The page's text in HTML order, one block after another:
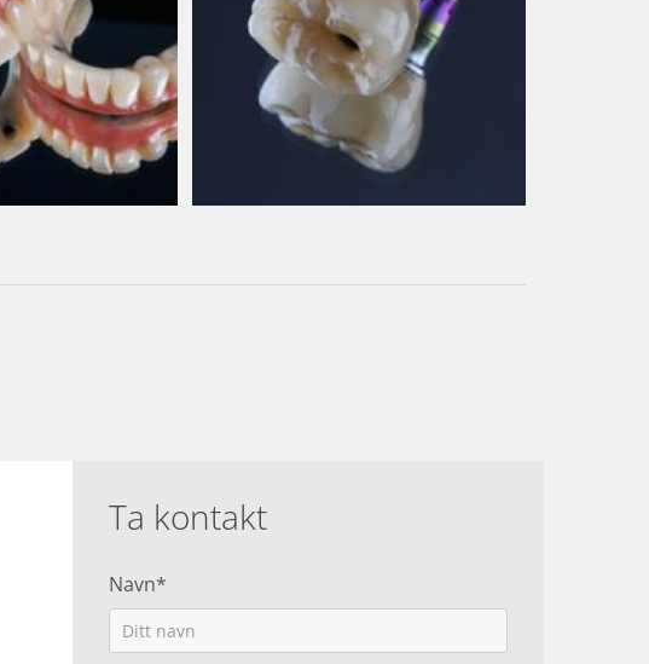
Ta kontakt
Navn*